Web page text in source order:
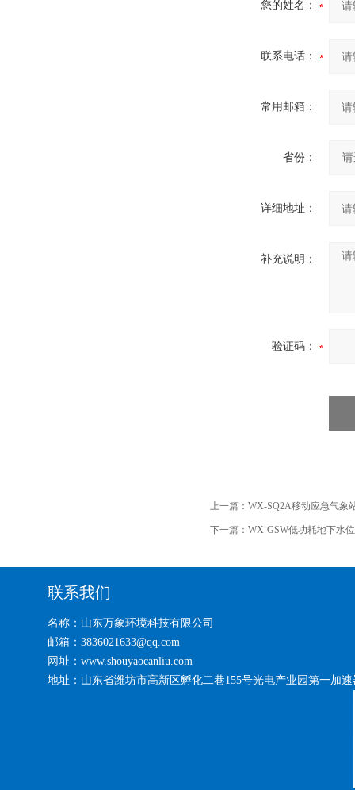
您的姓名：
联系电话：
常用邮箱：
省份：
详细地址：
补充说明：
验证码：
上一篇： WX-SQ2A移动应急气象
下一篇： WX-GSW低功耗地下水
联系我们
名称：山东万象环境科技有限公司
邮箱：3836021633@qq.com
网址：www.shouyaocanliu.com
地址：山东省潍坊市高新区孵化二巷155号光电产业园第一加